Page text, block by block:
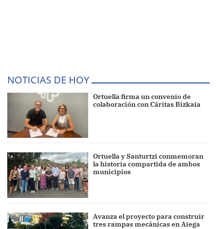
NOTICIAS DE HOY
Ortuella firma un convenio de
colaboración con Cáritas Bizkaia
Ortuella y Santurtzi conmemoran
la historia compartida de ambos
municipios
Avanza el proyecto para construir
tres rampas mecánicas en Aiega